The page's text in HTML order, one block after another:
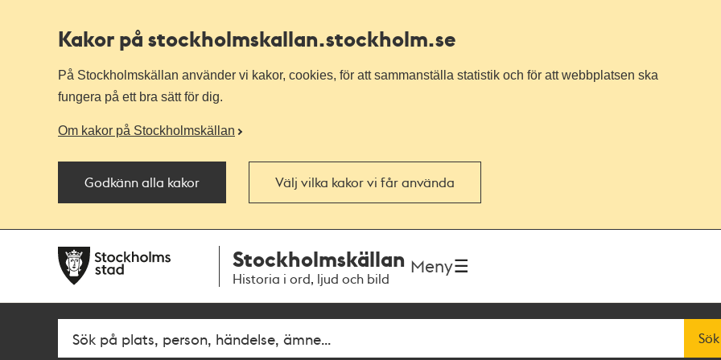
Kakor på stockholmskallan.stockholm.se
På Stockholmskällan använder vi kakor, cookies, för att sammanställa statistik och för att webbplatsen ska
fungera på ett bra sätt för dig.
Om kakor på Stockholmskällan
Godkänn alla kakor Välj vilka kakor vi får använda
navigationen
huvudinnehållet
Stockholmskällan
Historia i ord, ljud och bild
Meny
Fritextsök Sök